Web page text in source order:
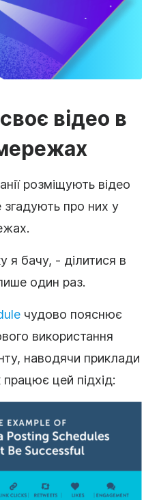
відео в
розміщують відео
згадують про них у
я бачу, - ділитися в
один раз.
чудово пояснює
використання
наводячи приклади
цей підхід: